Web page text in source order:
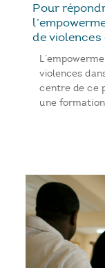
Pour
de
violences
centre de ce
une